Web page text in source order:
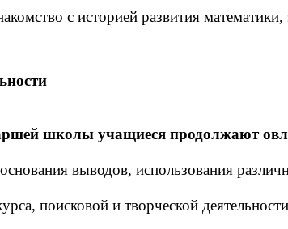
с историей развития
школы учащиеся продолжают
выводов, использования
поисковой и творческой